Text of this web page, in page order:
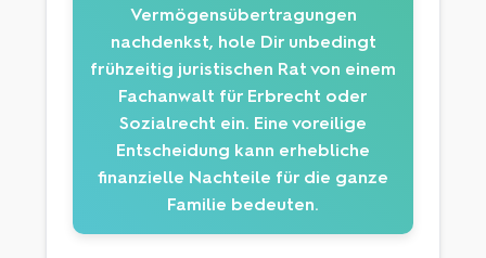
Vermögensübertragungen
nachdenkst, hole Dir unbedingt
frühzeitig juristischen Rat von einem
Fachanwalt für Erbrecht oder
Sozialrecht ein. Eine voreilige
Entscheidung kann erhebliche
finanzielle Nachteile für die ganze
Familie bedeuten.